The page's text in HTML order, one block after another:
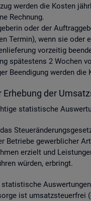
wer­den die Kos­ten
Rech­nung.
oder der
Ter­min), wenn sie oder
vor­zei­tig
spä­tes­tens 2 Wo­chen
Be­en­di­gung wer­den
Er­he­bung der
sta­tis­ti­sche
Be­trie­be ge­werb­li­cher
er­zielt und
wür­den, er­bringt.
ist um­satz­steu­er­frei